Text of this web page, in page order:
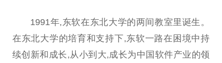
1991年,东软在东北大学的两间教室里诞生。
在东北大学的培育和支持下,东软一路在困境中持
续创新和成长,从小到大,成长为中国 软件产业的领